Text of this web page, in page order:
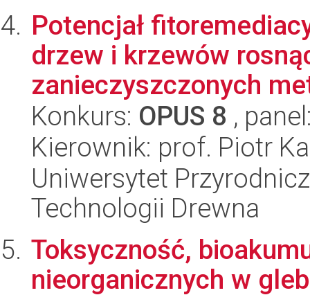
Potencjał
drzew i krzewów
zanieczyszczonych
Konkurs: OPUS 8 ,
Kierownik: prof. Piotr
Uniwersytet
Technologii Drewna
Toksyczność,
nieorganicznych w